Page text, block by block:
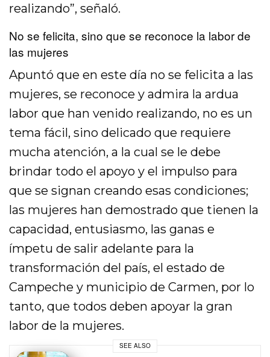
realizando”, señaló.
No se felicita, sino que se reconoce la labor de
las mujeres
Apuntó que en este día no se felicita a las
mujeres, se reconoce y admira la ardua
labor que han venido realizando, no es un
tema fácil, sino delicado que requiere
mucha atención, a la cual se le debe
brindar todo el apoyo y el impulso para
que se signan creando esas condiciones;
las mujeres han demostrado que tienen la
capacidad, entusiasmo, las ganas e
ímpetu de salir adelante para la
transformación del país, el estado de
Campeche y municipio de Carmen, por lo
tanto, que todos deben apoyar la gran
labor de la mujeres.
SEE ALSO